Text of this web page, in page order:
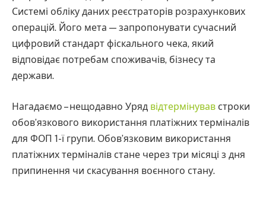
Системі обліку даних реєстраторів розрахункових
операцій. Його мета — запропонувати сучасний
цифровий стандарт фіскального чека, який
відповідає потребам споживачів, бізнесу та
держави.
Нагадаємо – нещодавно Уряд відтермінував строки
обов’язкового використання платіжних терміналів
для ФОП 1-ї групи. Обов’язковим використання
платіжних терміналів стане через три місяці з дня
припинення чи скасування воєнного стану.